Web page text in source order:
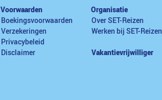
Voorwaarden
Boekingsvoorwaarden
Verzekeringen
Privacybeleid
Disclaimer
Organisatie
Over SET-Reizen
Werken bij SET-Reizen
Vakantievrijwilliger